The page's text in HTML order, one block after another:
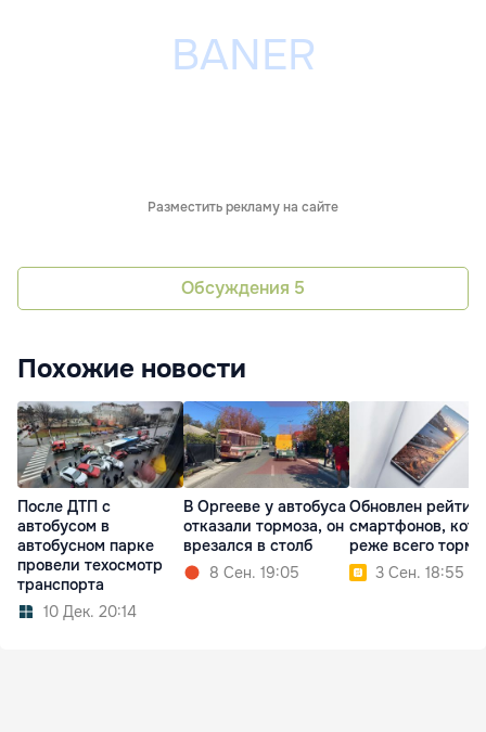
Разместить рекламу на сайте
Обсуждения 5
Похожие новости
После ДТП с
автобусом в
автобусном парке
провели техосмотр
транспорта
10 Дек. 20:14
В Оргееве у автобуса
отказали тормоза, он
врезался в столб
8 Сен. 19:05
Обновлен рейтинг
смартфонов,
реже всего
3 Сен. 18:55